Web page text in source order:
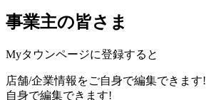
事業主の皆さま
Myタウンページに登録すると
店舗/企業情報をご自身で編集できます!
自身で編集できます!